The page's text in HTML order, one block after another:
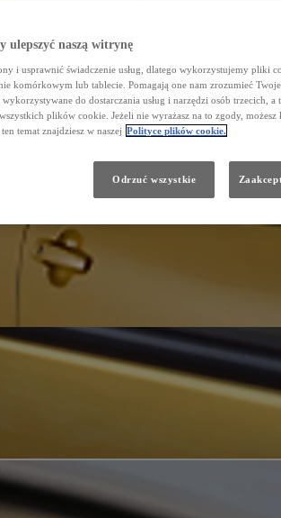
ulepszyć naszą witrynę
i usprawnić świadczenie usług, dlatego wykorzystujemy pliki
komórkowym lub tablecie. Pomagają one nam zrozumieć
do dostarczania usług i narzędzi osób trzecich, a
plików cookie. Jeżeli nie wyrażasz na to zgody, możesz
temat znajdziesz w naszej Polityce plików cookie.
Odrzuć wszystkie